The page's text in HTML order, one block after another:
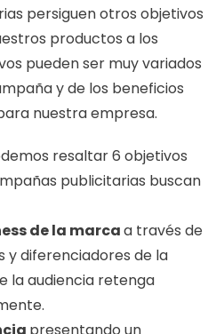
persiguen otros objetivos
productos a los
pueden ser muy variados
y de los beneficios
nuestra empresa.
resaltar 6 objetivos
publicitarias buscan
de la marca a través de
y diferenciadores de la
la audiencia retenga